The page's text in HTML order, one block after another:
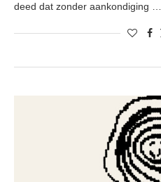
deed dat zonder aankondiging …